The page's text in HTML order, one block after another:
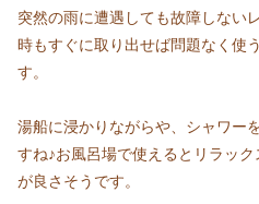
突然の雨に遭遇しても故障しない
時もすぐに取り出せば問題なく使
す。
湯船に浸かりながらや、シャワー
すね♪お風呂場で使えるとリラッ
が良さそうです。